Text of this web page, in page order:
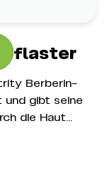
Berberin-
gibt seine
die Haut...